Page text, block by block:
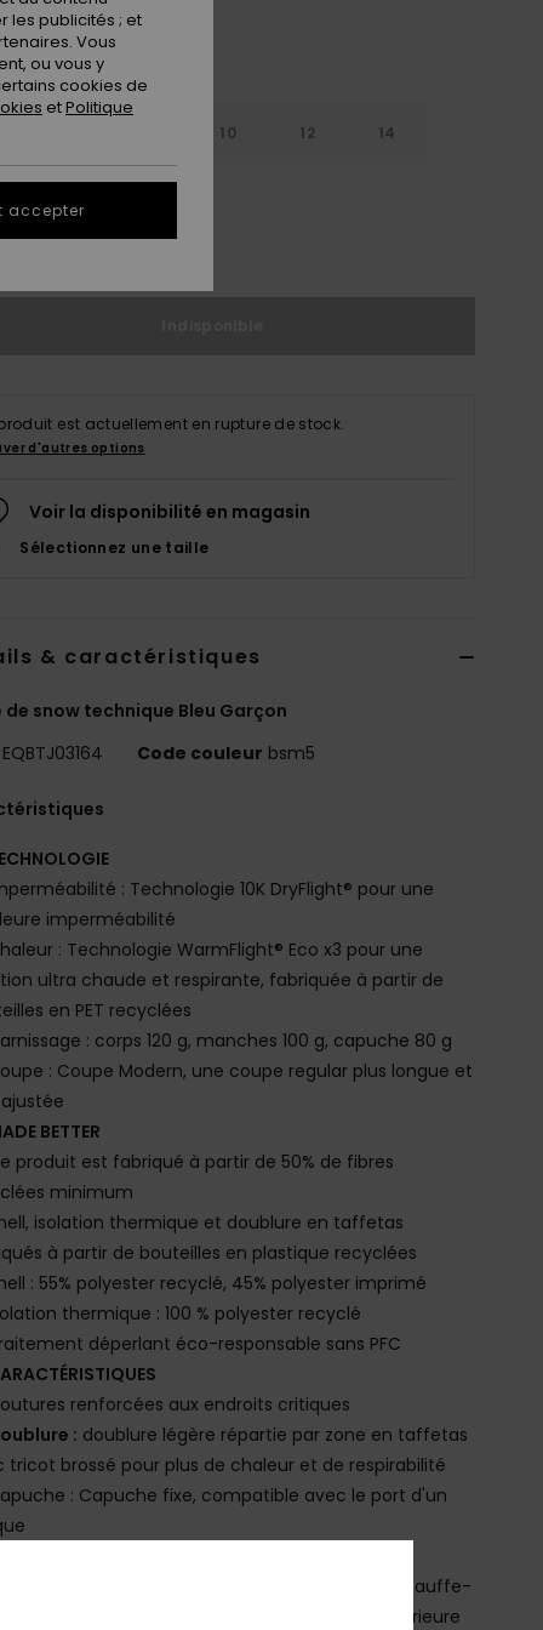
10 12 14
est actuellement en rupture de stock.
d'autres options
Voir la disponibilité en magasin
Sélectionnez une taille
& caractéristiques
de snow technique Bleu Garçon
EQBTJ03164 Code couleur bsm5
: Technologie 10K DryFlight® pour une
imperméabilité
: Technologie WarmFlight® Eco x3 pour une
ultra chaude et respirante, fabriquée à partir de
en PET recyclées
: corps 120 g, manches 100 g, capuche 80 g
: Coupe Modern, une coupe regular plus longue et
BETTER
produit est fabriqué à partir de 50% de fibres
minimum
isolation thermique et doublure en taffetas
à partir de bouteilles en plastique recyclées
: 55% polyester recyclé, 45% polyester imprimé
thermique : 100 % polyester recyclé
déperlant éco-responsable sans PFC
renforcées aux endroits critiques
: doublure légère répartie par zone en taffetas
tricot brossé pour plus de chaleur et de respirabilité
: Capuche fixe, compatible avec le port d'un
Poches : poche forfait sur la manche, 2 poches chauffe-
poche multimédia interne, grande poche intérieure
les publicités ; et
Vous
ou vous y
cookies de
etPolitique
accepter